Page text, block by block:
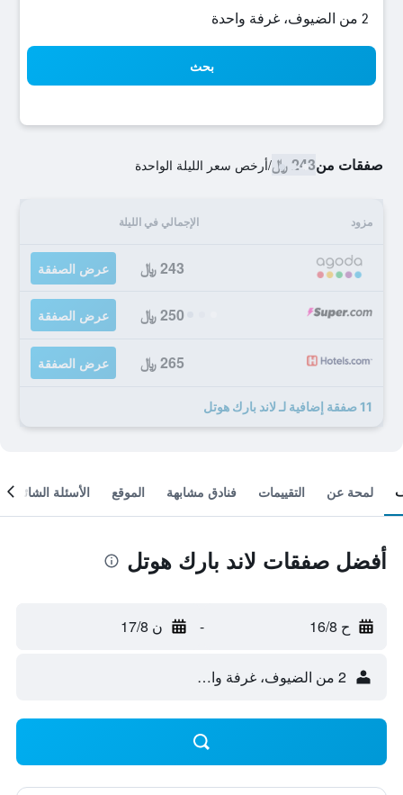
2 من الضيوف، غرفة واحدة
بحث
صفقات من243 ﷼ /أرخص سعر الليلة الواحدة
مزود الإجمالي في الليلة
243 ﷼ عرض الصفقة
250 ﷼ عرض الصفقة
265 ﷼ عرض الصفقة
11 صفقة إضافية لـ لاند بارك هوتل
لمحة عن التقييمات فنادق مشابهة الموقع الأسئلة الشائعة
أفضل صفقات لاند بارك هوتل
ح 16/8 - ن 17/8
2 من الضيوف، غرفة واحدة